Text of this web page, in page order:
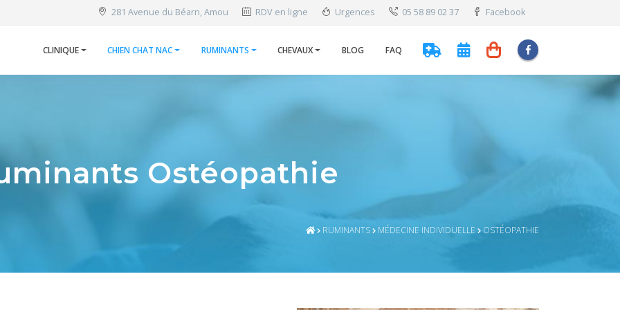
281 Avenue du Béarn, Amou RDV en ligne Urgences 05 58 89 02 37 Facebook
CLINIQUE CHIEN CHAT NAC RUMINANTS CHEVAUX BLOG FAQ
Ostéopathie
RUMINANTS MÉDECINE INDIVIDUELLE OSTÉOPATHIE